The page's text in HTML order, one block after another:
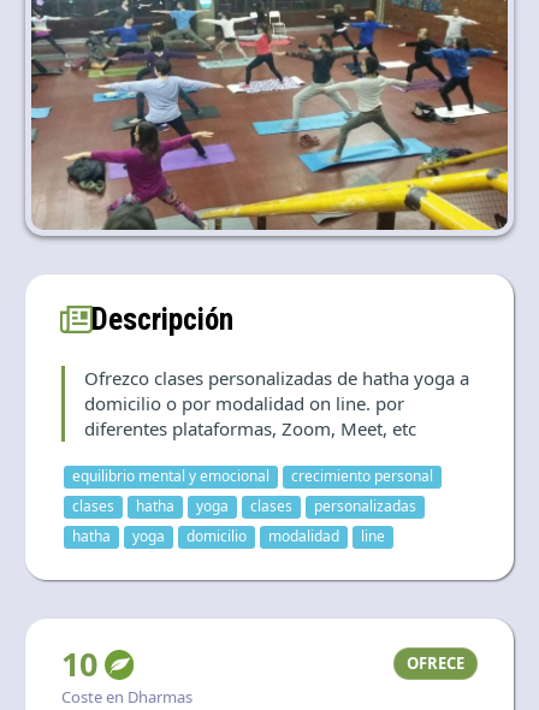
Idioma y divisa
ES|USD
Descripción
Ofrezco clases personalizadas de hatha yoga a
domicilio o por modalidad on line. por
diferentes plataformas, Zoom, Meet, etc
equilibrio mental y emocional
crecimiento personal
clases
hatha yoga clases
personalizadas
hatha
yoga domicilio modalidad line
10
Coste en Dharmas
OFRECE